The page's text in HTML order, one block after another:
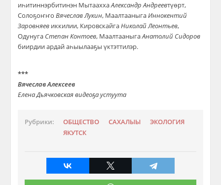
иһитиннэрбитинэн МытааххаАлександр Андреевтүөрт,
Солоҕоҥҥо Вячеслав Лукин, МаалтааныгаИннокентий
Заровняев иккилии, КировскайгаНиколай Леонтьев,
Одунуга Степан Контоев, МаалтааныгаАнатолий Сидоров
биирдии ардай аһыылааҕы үктэттилэр.
***
Вячеслав Алексеев
Елена Дьячковская видеоҕа устуута
Рубрики: ОБЩЕСТВО САХАЛЫЫ
ЭКОЛОГИЯ
ЯКУТСК